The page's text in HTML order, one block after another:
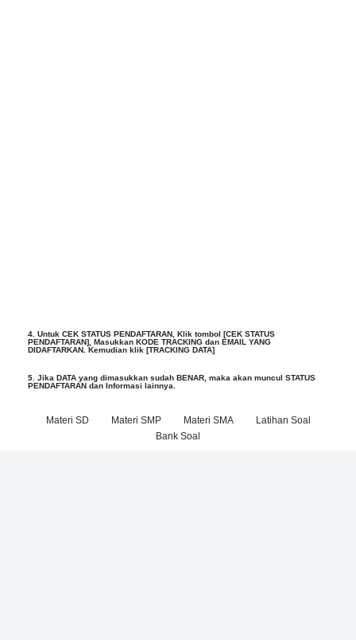
4. Untuk CEK STATUS PENDAFTARAN, Klik tombol [CEK STATUS
PENDAFTARAN], Masukkan KODE TRACKING dan EMAIL YANG
DIDAFTARKAN. Kemudian klik [TRACKING DATA]
5. Jika DATA yang dimasukkan sudah BENAR, maka akan muncul STATUS
PENDAFTARAN dan Informasi lainnya.
Materi SD Materi SMP Materi SMA
Latihan Soal
Bank Soal